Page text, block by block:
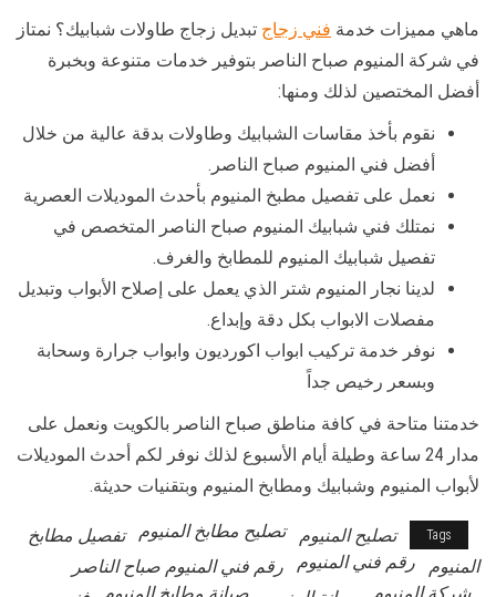
ماهي مميزات خدمة فني زجاج تبديل زجاج طاولات شبابيك؟ نمتاز
في شركة المنيوم صباح الناصر بتوفير خدمات متنوعة وبخبرة
أفضل المختصين لذلك ومنها:
نقوم بأخذ مقاسات الشبابيك وطاولات بدقة عالية من خلال
أفضل فني المنيوم صباح الناصر.
نعمل على تفصيل مطبخ المنيوم بأحدث الموديلات العصرية
نمتلك فني شبابيك المنيوم صباح الناصر المتخصص في
تفصيل شبابيك المنيوم للمطابخ والغرف.
لدينا نجار المنيوم شتر الذي يعمل على إصلاح الأبواب وتبديل
مفصلات الابواب بكل دقة وإبداع.
نوفر خدمة تركيب ابواب اكورديون وابواب جرارة وسحابة
وبسعر رخيص جداً
خدمتنا متاحة في كافة مناطق صباح الناصر بالكويت ونعمل على
مدار 24 ساعة وطيلة أيام الأسبوع لذلك نوفر لكم أحدث الموديلات
لأبواب المنيوم وشبابيك ومطابخ المنيوم وبتقنيات حديثة.
Tags تصليح المنيوم تصليح مطابخ المنيوم
تفصيل مطابخ
المنيوم
رقم فني المنيوم
رقم فني المنيوم صباح الناصر